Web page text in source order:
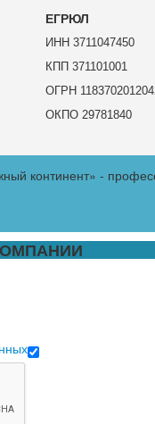
ЕГРЮЛ
ИНН 3711047450
КПП 371101001
ОГРН
ОКПО 29781840
континент» -